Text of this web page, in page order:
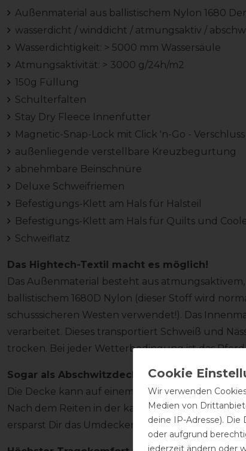
Außenmaterial aus ballistischem Nylon 1680
wasserdicht / winddicht / atmungsaktiv /
Wasserdichtigkeit: > 5000 mm Wassersäule
Atmungsaktivität: > 3000 g/24h/m2
150g Füllung
Schulterfalten
Stay Dry Fleece Innenfutter
Magnetic-Snap-Lock mit Click 'n-Go - Verschluss
außenliegende verstellbare Kreuzbegurtung
abnehmbare Beinschnüre
Deluxe Schweifriemen
Befestigungs-Klett am Hals für Halsteil
Befestigungs-Klett am Hals für Quilts und
Schweiflatz
Das Hightech-Textil macht es möglich!
Das Außenmaterial besteht aus
ballistischem 1680D Nylon (dieser Stoff wird
schusssicheren Westen verwendet!). Das
verarbeitet. Dieses transportiert Schweiß und
trocken. Bei jeder Wetterbedingung ist das
Sogar als Abschwitzdecke verwendbar
Die Decke kann auf einem nassen Pferd
Nach dem Reiten in der kalten Jahreszeit ist
ersparst Dir das Umdecken.
Wir verwenden
Medien von
deine IP-Adresse).
oder aufgrund
jederzeit ändern oder